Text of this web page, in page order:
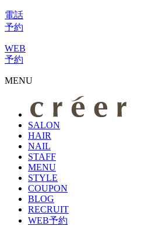
電話
予約
WEB
予約
MENU
SALON
HAIR
NAIL
STAFF
MENU
STYLE
COUPON
BLOG
RECRUIT
WEB予約